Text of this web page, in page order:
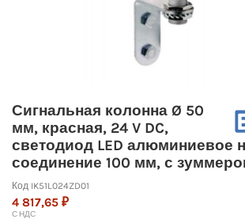
Сигнальная колонна Ø 50
мм, красная, 24 V DC,
светодиод LED алюминиевое
соединение 100 мм, с
Код IK51L024ZD01
4 817,65 ₽
С НДС